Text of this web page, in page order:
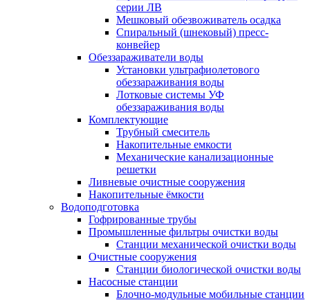
серии ЛВ
Мешковый обезвоживатель осадка
Спиральный (шнековый) пресс-
конвейер
Обеззараживатели воды
Установки ультрафиолетового
обеззараживания воды
Лотковые системы УФ
обеззараживания воды
Комплектующие
Трубный смеситель
Накопительные емкости
Механические канализационные
решетки
Ливневые очистные сооружения
Накопительные ёмкости
Водоподготовка
Гофрированные трубы
Промышленные фильтры очистки воды
Станции механической очистки воды
Очистные сооружения
Станции биологической очистки воды
Насосные станции
Блочно-модульные мобильные станции